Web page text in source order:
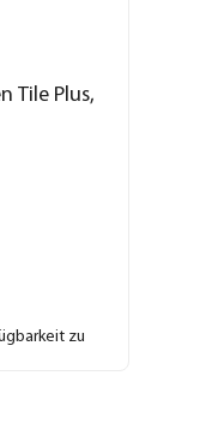
Tile Plus,
zu